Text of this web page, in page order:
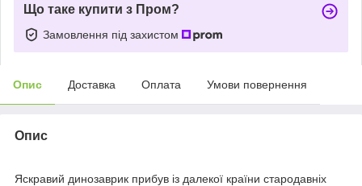
Що таке купити з Пром?
Замовлення під захистом
Опис Доставка Оплата Умови повернення
Опис
Яскравий динозаврик прибув із далекої країни стародавніх